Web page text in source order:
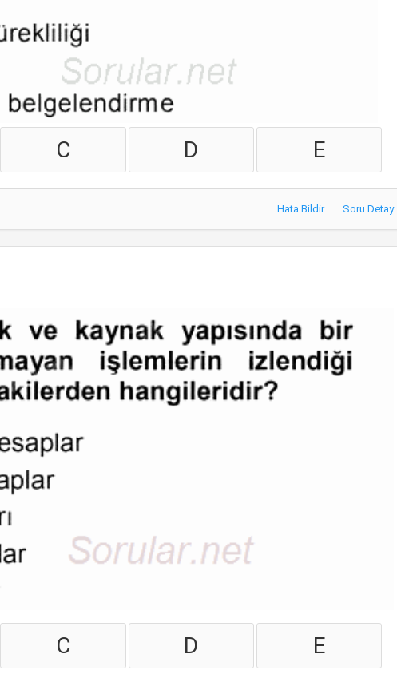
C D E
Hata Bildir Soru Detay
C D E